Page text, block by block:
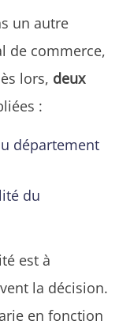
un autre
de commerce,
lors, deux
:
département
du
est à
la décision.
en fonction